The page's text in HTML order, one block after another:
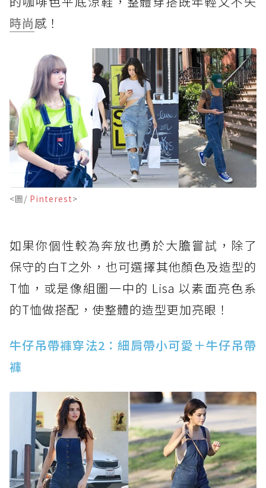
時尚感！
<圖/ Pinterest>
如果你個性較為奔放也勇於大膽嘗試，除了
保守的白T之外，也可選擇其他顏色及造型的
T恤，或是像組圖一中的 Lisa 以素面亮色系
的T恤做搭配，使整體的造型更加亮眼！
牛仔吊帶褲穿法2：細肩帶小可愛＋牛仔吊帶
褲